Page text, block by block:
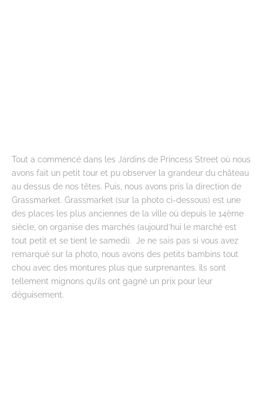
Tout a commencé dans les Jardins de Princess Street où nous
avons fait un petit tour et pu observer la grandeur du château
au dessus de nos têtes. Puis, nous avons pris la direction de
Grassmarket. Grassmarket (sur la photo ci-dessous) est une
des places les plus anciennes de la ville où depuis le 14ème
siècle, on organise des marchés (aujourd’hui le marché est
tout petit et se tient le samedi). Je ne sais pas si vous avez
remarqué sur la photo, nous avons des petits bambins tout
chou avec des montures plus que surprenantes. Ils sont
tellement mignons qu’ils ont gagné un prix pour leur
déguisement.